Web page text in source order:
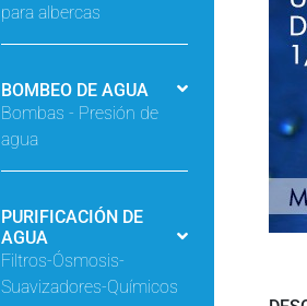
para albercas
BOMBEO DE AGUA
Bombas - Presión de
agua
PURIFICACIÓN DE
AGUA
Filtros-Ósmosis-
Suavizadores-Químicos